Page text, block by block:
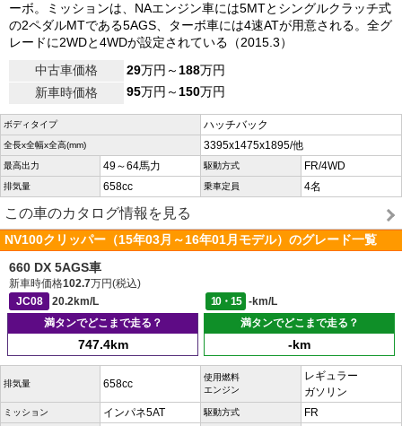
ーボ。ミッションは、NAエンジン車には5MTとシングルクラッチ式
の2ペダルMTである5AGS、ターボ車には4速ATが用意される。全グ
レードに2WDと4WDが設定されている（2015.3）
中古車価格
29万円～188万円
新車時価格
95万円～150万円
ボディタイプ ハッチバック
全長x全幅x全高(mm) 3395x1475x1895/他
最高出力 49～64馬力 駆動方式 FR/4WD
排気量 658cc 乗車定員 4名
この車のカタログ情報を見る
NV100クリッパー（15年03月～16年01月モデル）のグレード一覧
660 DX 5AGS車
新車時価格102.7万円(税込)
JC08
20.2km/L 10・15
-km/L
満タンでどこまで走る？
747.4km
満タンでどこまで走る？
-km
排気量 658cc
使用燃料
エンジン
レギュラー
ガソリン
ミッション インパネ5AT 駆動方式 FR